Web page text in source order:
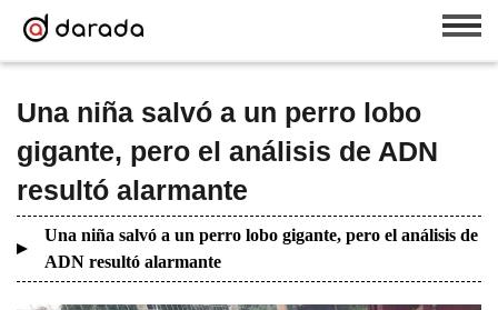
Una niña salvó a un perro lobo
gigante, pero el análisis de ADN
resultó alarmante
Una niña salvó a un perro lobo gigante, pero el análisis de
ADN resultó alarmante